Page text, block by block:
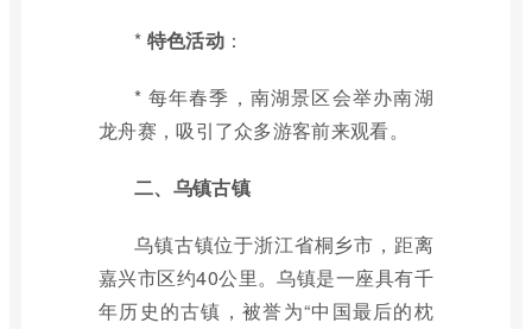
* 特色活动：
* 每年春季，南湖景区会举办南湖
龙舟赛，吸引了众多游客前来观看。
二、乌镇古镇
乌镇古镇位于浙江省桐乡市，距离
嘉兴市区约40公里。乌镇是一座具有千
年历史的古镇，被誉为“中国最后的枕